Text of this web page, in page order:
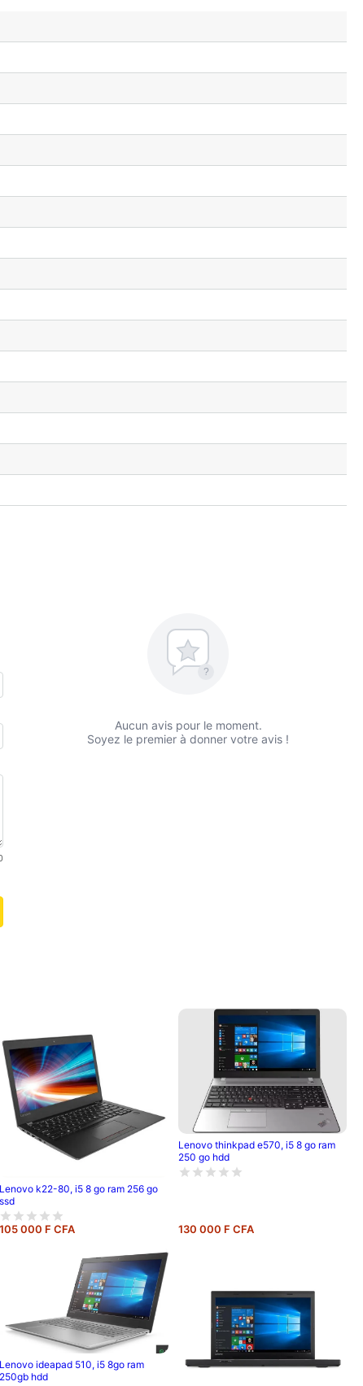
?
Aucun avis pour le moment.
Soyez le premier à donner votre avis !
Lenovo k22-80, i5 8 go ram 256 go
ssd
105 000 F CFA
Lenovo thinkpad e570, i5 8 go ram
250 go hdd
130 000 F CFA
Lenovo ideapad 510, i5 8go ram
250gb hdd